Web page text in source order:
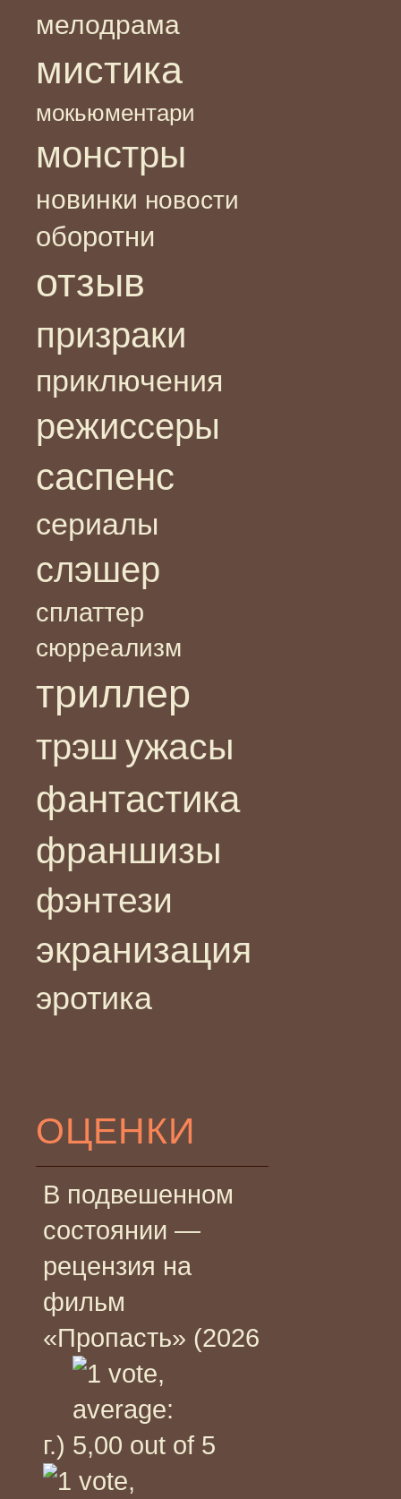
мелодрама
мистика
мокьюментари
монстры
новинки новости
оборотни
отзыв
призраки
приключения
режиссеры
саспенс
сериалы
слэшер
сплаттер
сюрреализм
триллер
трэш ужасы
фантастика
франшизы
фэнтези
экранизация
эротика
ОЦЕНКИ
В подвешенном
состоянии —
рецензия на
фильм
«Пропасть» (2026
г.)